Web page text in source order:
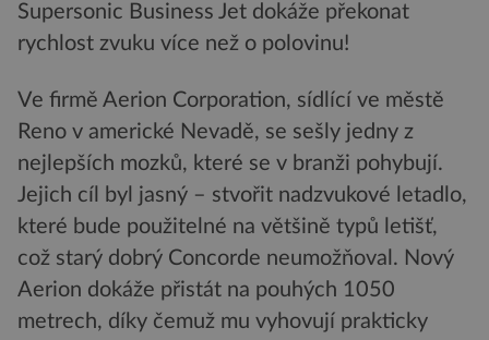
Supersonic Business Jet dokáže překonat
rychlost zvuku více než o polovinu!
Ve firmě Aerion Corporation, sídlící ve městě
Reno v americké Nevadě, se sešly jedny z
nejlepších mozků, které se v branži pohybují.
Jejich cíl byl jasný – stvořit nadzvukové letadlo,
které bude použitelné na většině typů letišť,
což starý dobrý Concorde neumožňoval. Nový
Aerion dokáže přistát na pouhých 1050
metrech, díky čemuž mu vyhovují prakticky